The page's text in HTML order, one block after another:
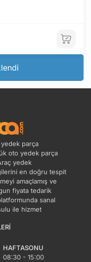
yedek parça
oto yedek parça
yedek
en doğru tespit
amaçlamış ve
fiyata tedarik
sanal
ile hizmet
HAFTASONU
08:30 - 15:00